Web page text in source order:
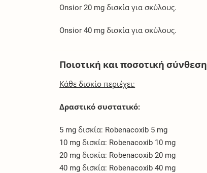
Onsior 20 mg δισκία για σκύλους.
Onsior 40 mg δισκία για σκύλους.
Ποιοτική και ποσοτική σύνθεση
Κάθε δισκίο περιέχει:
Δραστικό συστατικό:
5 mg δισκία: Robenacoxib 5 mg
10 mg δισκία: Robenacoxib 10 mg
20 mg δισκία: Robenacoxib 20 mg
40 mg δισκία: Robenacoxib 40 mg